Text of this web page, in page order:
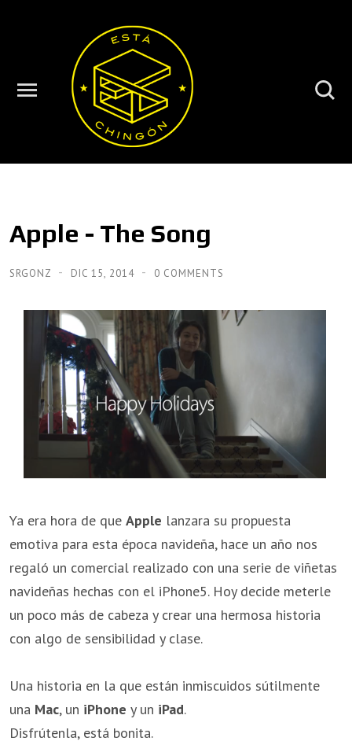
Apple - The Song
SRGONZ DIC 15, 2014 0 COMMENTS
Ya era hora de que Apple lanzara su propuesta
emotiva para esta época navideña, hace un año nos
regaló un comercial realizado con una serie de viñetas
navideñas hechas con el iPhone5. Hoy decide meterle
un poco más de cabeza y crear una hermosa historia
con algo de sensibilidad y clase.
Una historia en la que están inmiscuidos sútilmente
una Mac, un iPhone y un iPad.
Disfrútenla, está bonita.